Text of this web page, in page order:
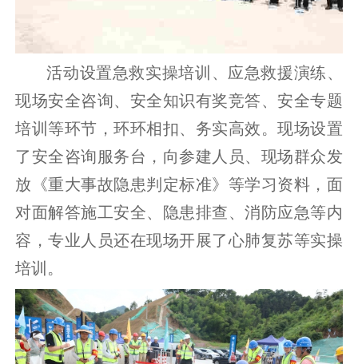
活动设置急救实操培训、应急救援演练、
现场安全咨询、安全知识有奖竞答、安全专题
培训等环节，环环相扣、务实高效。现场设置
了安全咨询服务台，向参建人员、现场群众发
放《重大事故隐患判定标准》等学习资料，面
对面解答施工安全、隐患排查、消防应急等内
容，专业人员还在现场开展了心肺复苏等实操
培训。